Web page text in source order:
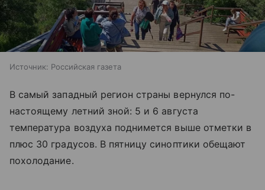
Источник: Российская газета
В самый западный регион страны вернулся по-
настоящему летний зной: 5 и 6 августа
температура воздуха поднимется выше отметки в
плюс 30 градусов. В пятницу синоптики обещают
похолодание.